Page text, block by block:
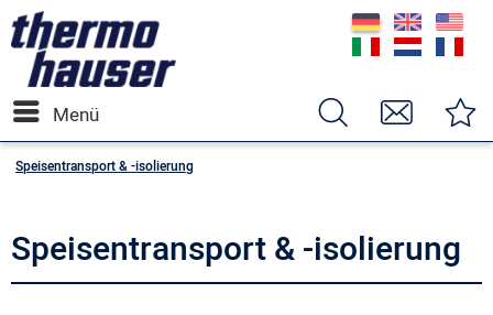
Menü
Speisentransport & -isolierung
Speisentransport & -isolierung